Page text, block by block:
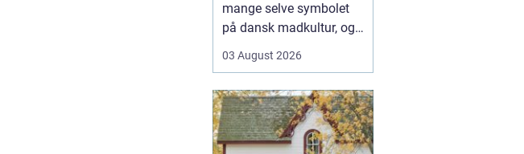
mange selve symbolet
på dansk madkultur, og i
i bedste velgående. Her
klassiske stykker med
sild, æg og rejer og nyere
udgaver med grøntsager,
03 August 2026